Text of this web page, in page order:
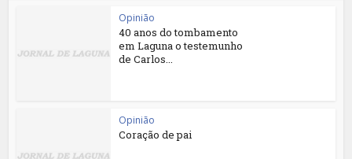
Opinião
40 anos do tombamento
em Laguna o testemunho
de Carlos...
Opinião
Coração de pai